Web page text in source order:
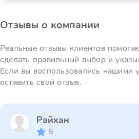
Отзывы о компании
Реальные отзывы клиентов
сделать правильный выбор и
Если вы воспользовались нашими
оставить свой отзыв.
Райхан
5